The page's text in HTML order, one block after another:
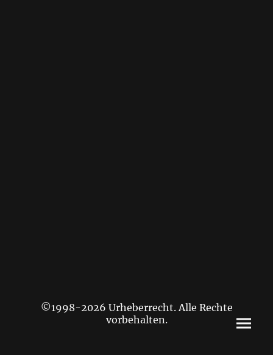
©1998-2026 Urheberrecht. Alle Rechte
vorbehalten.